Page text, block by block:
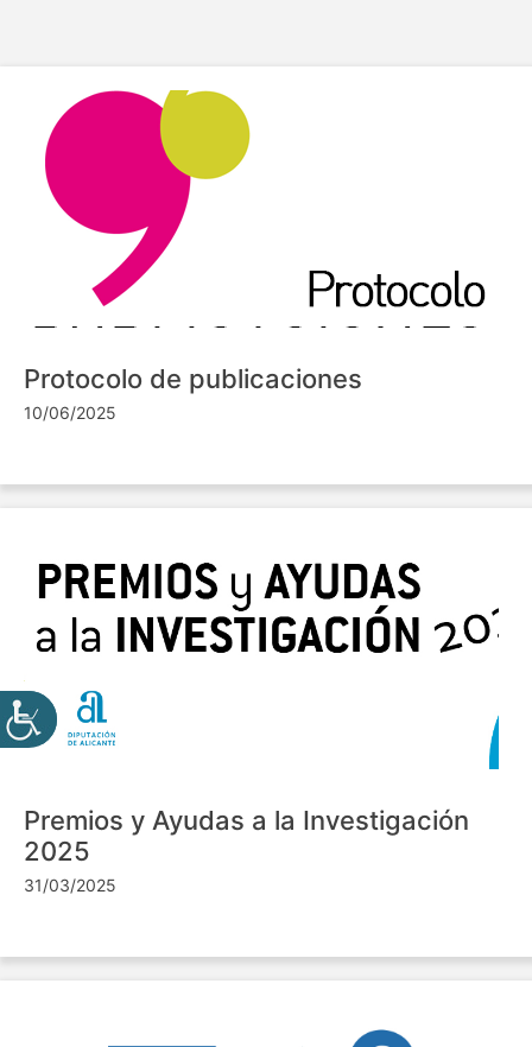
Protocolo de publicaciones
10/06/2025
Premios y Ayudas a la Investigación
2025
31/03/2025